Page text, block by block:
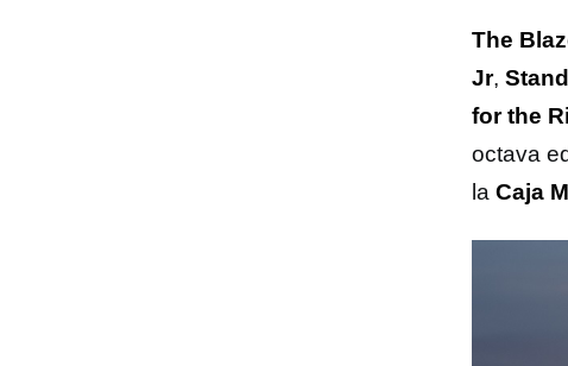
The
Jr,
for the
octava
la Caja